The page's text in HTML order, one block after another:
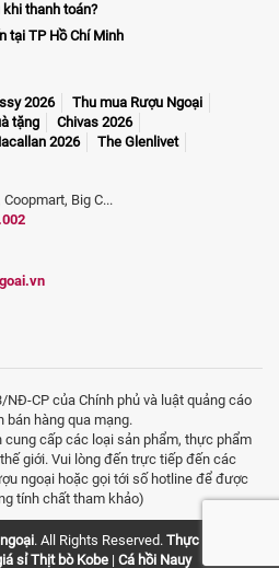
thanh toán?
tại TP Hồ Chí Minh
2026
Thu mua Rượu Ngoại
tặng
Chivas 2026
2026
The Glenlivet
Big C...
CP của Chính phủ và luật quảng cáo
bán hàng qua mạng.
cấp các loại sản phẩm, thực phẩm
giới. Vui lòng đến trực tiếp đến các
ngoại hoặc gọi tới số hotline để được
tính chất tham khảo)
. All Rights Reserved. Thực phẩm
sỉThịt bò Kobe | Cá hồi Nauy